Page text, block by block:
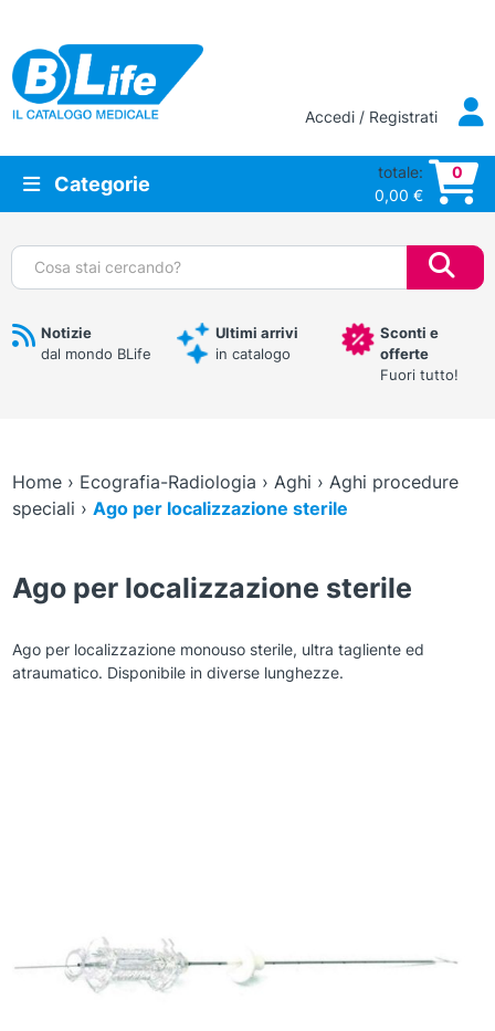
Vai al contenuto principale
Accedi / Registrati
Categorie
totale:
0,00 €
0
Cerca:
Notizie
dal mondo BLife
Ultimi arrivi
in catalogo
Sconti e
offerte
Fuori tutto!
Home› Ecografia-Radiologia › Aghi › Aghi procedure
speciali › Ago per localizzazione sterile
Ago per localizzazione sterile
Ago per localizzazione monouso sterile, ultra tagliente ed
atraumatico. Disponibile in diverse lunghezze.